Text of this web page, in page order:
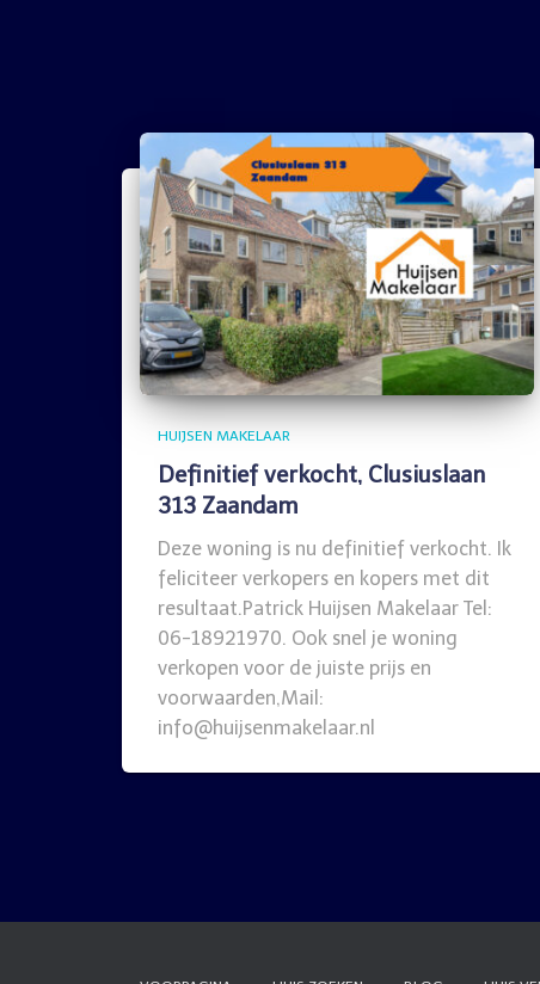
HUIJSEN MAKELAAR
Definitief verkocht, Clusiuslaan
313 Zaandam
Deze woning is nu definitief verkocht. Ik
feliciteer verkopers en kopers met dit
resultaat.Patrick Huijsen Makelaar Tel:
06-18921970. Ook snel je woning
verkopen voor de juiste prijs en
voorwaarden,Mail:
info@huijsenmakelaar.nl